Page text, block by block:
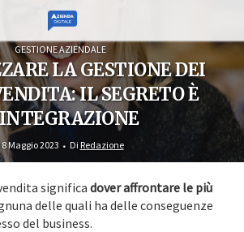
GESTIONE AZIENDALE
LA GESTIONE DEI
IL SEGRETO È
8 Maggio 2023 Di Redazione
significa dover affrontare le più
delle quali ha delle conseguenze
del business.